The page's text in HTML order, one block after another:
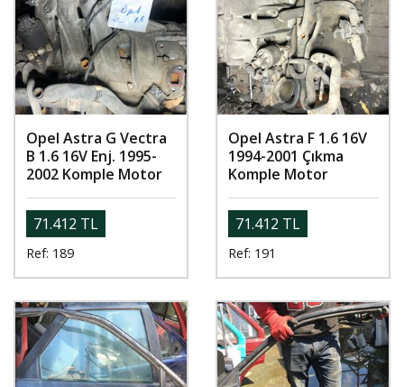
Opel Astra G Vectra
B 1.6 16V Enj. 1995-
2002 Komple Motor
71.412 TL
Ref: 189
Opel Astra F 1.6 16V
1994-2001 Çıkma
Komple Motor
71.412 TL
Ref: 191